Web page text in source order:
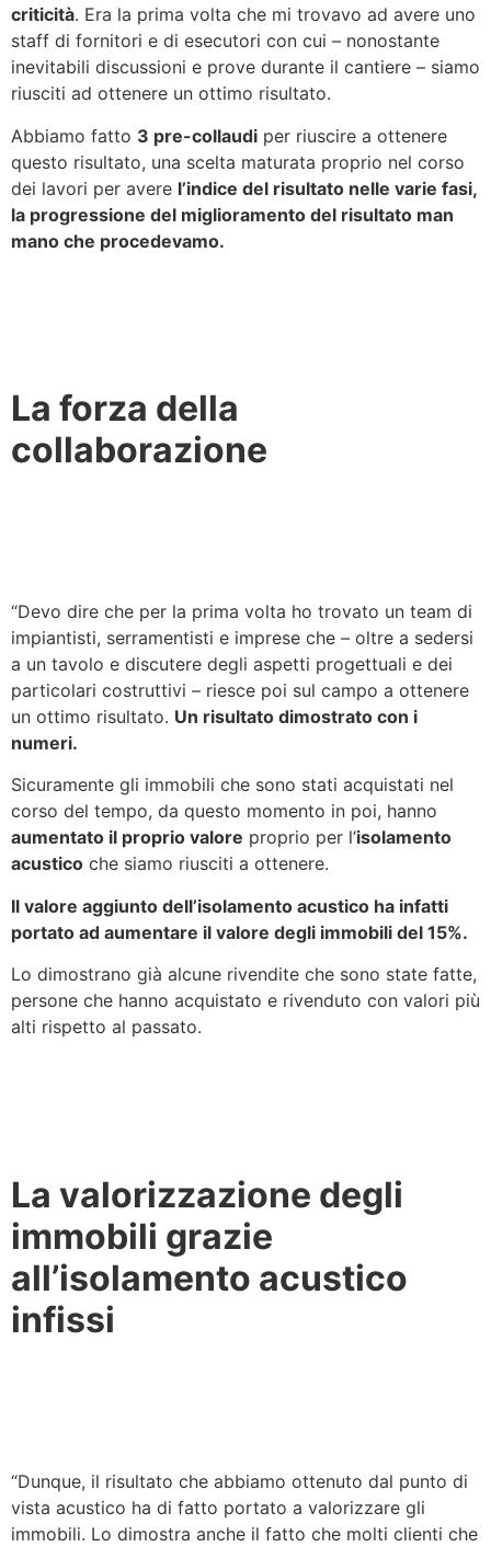
criticità. Era la prima volta che mi trovavo ad avere uno
staff di fornitori e di esecutori con cui – nonostante
inevitabili discussioni e prove durante il cantiere – siamo
riusciti ad ottenere un ottimo risultato.
Abbiamo fatto 3 pre-collaudi per riuscire a ottenere
questo risultato, una scelta maturata proprio nel corso
dei lavori per avere l’indice del risultato nelle varie fasi,
la progressione del miglioramento del risultato man
mano che procedevamo.
La forza della
collaborazione
“Devo dire che per la prima volta ho trovato un team di
impiantisti, serramentisti e imprese che – oltre a sedersi
a un tavolo e discutere degli aspetti progettuali e dei
particolari costruttivi – riesce poi sul campo a ottenere
un ottimo risultato. Un risultato dimostrato con i
numeri.
Sicuramente gli immobili che sono stati acquistati nel
corso del tempo, da questo momento in poi, hanno
aumentato il proprio valore proprio per l’isolamento
acustico che siamo riusciti a ottenere.
Il valore aggiunto dell’isolamento acustico ha infatti
portato ad aumentare il valore degli immobili del 15%.
Lo dimostrano già alcune rivendite che sono state fatte,
persone che hanno acquistato e rivenduto con valori più
alti rispetto al passato.
La valorizzazione degli
immobili grazie
all’isolamento acustico
infissi
“Dunque, il risultato che abbiamo ottenuto dal punto di
vista acustico ha di fatto portato a valorizzare gli
immobili. Lo dimostra anche il fatto che molti clienti che